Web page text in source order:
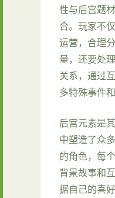
性与后宫题
合。玩家不
运营，合理
量，还要处
关系，通过
多特殊事件和
后宫元素是
中塑造了众
的角色，每
背景故事和
据自己的喜